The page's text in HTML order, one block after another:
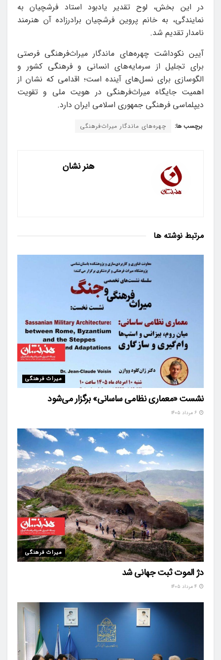
در این بخش، لوح تقدیر یادبود استاد فرشچیان به
نمایندگی، به خانم پروین فرشچیان برادرزاده آن هنرمند
نامدار تقدیم شد.
آیین نکوداشت چهره‌های ماندگار میراث‌فرهنگی فرصتی
برای تجلیل از سرمایه‌های انسانی و فرهنگی کشور و
الگوسازی برای نسل‌های آینده است؛ اقدامی که نشان از
اهمیت جایگاه میراث‌فرهنگی در هویت ملی و تقویت
دیپلماسی فرهنگی جمهوری اسلامی ایران دارد.
برچسب ها: چهره‌های ماندگار میراث‌فرهنگی
هنر نشان
مرتبط نوشته ها
میراث فرهنگی
نشست «معماری نظامی ساسانی» برگزار می‌شود
میراث فرهنگی
دژ الموت ثبت جهانی شد